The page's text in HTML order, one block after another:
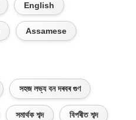
English
Assamese
সহজ লভ্য বন দৰবৰ গুণ
সমাৰ্থক শব্দ বিপৰীত শব্দ